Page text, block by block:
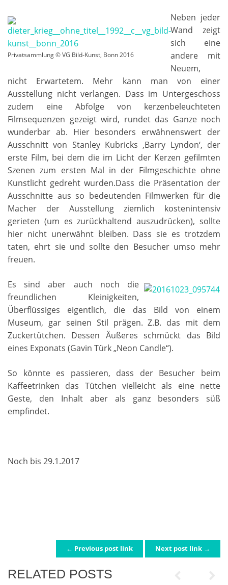
Privatsammlung © VG Bild-Kunst, Bonn 2016
Neben jeder
Wand zeigt
sich eine
andere mit
Neuem,
nicht Erwartetem. Mehr kann man von einer
Ausstellung nicht verlangen. Dass im Untergeschoss
zudem eine Abfolge von kerzenbeleuchteten
Filmsequenzen gezeigt wird, rundet das Ganze noch
wunderbar ab. Hier besonders erwähnenswert der
Ausschnitt von Stanley Kubricks ‚Barry Lyndon‘, der
erste Film, bei dem die im Licht der Kerzen gefilmten
Szenen zum ersten Mal in der Filmgeschichte ohne
Kunstlicht gedreht wurden.Dass die Präsentation der
Ausschnitte aus so bedeutenden Filmwerken für die
Macher der Ausstellung ziemlich kostenintensiv
gerieten (um es zurückhaltend auszudrücken), sollte
hier nicht unerwähnt bleiben. Dass sie es trotzdem
taten, ehrt sie und sollte den Besucher umso mehr
freuen.
Es sind aber auch noch die
freundlichen Kleinigkeiten,
Überflüssiges eigentlich, die das Bild von einem
Museum, gar seinen Stil prägen. Z.B. das mit dem
Zuckertütchen. Dessen Äußeres schmückt das Bild
eines Exponats (Gavin Türk „Neon Candle“).
So könnte es passieren, dass der Besucher beim
Kaffeetrinken das Tütchen vielleicht als eine nette
Geste, den Inhalt aber als ganz besonders süß
empfindet.
Noch bis 29.1.2017
POST NAVIGATION
← Previous post link Next post link →
RELATED POSTS